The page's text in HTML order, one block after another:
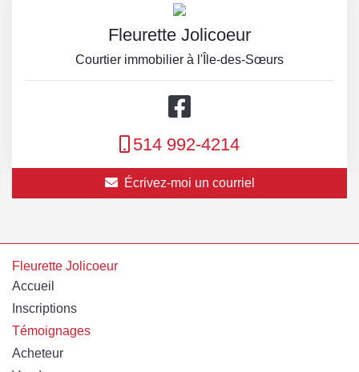
Fleurette Jolicoeur
Courtier immobilier à l'Île-des-Sœurs
514 992-4214
Écrivez-moi un courriel
Fleurette Jolicoeur
Accueil
Inscriptions
Témoignages
Acheteur